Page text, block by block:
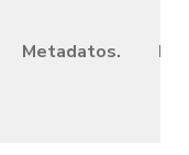
Metadatos.